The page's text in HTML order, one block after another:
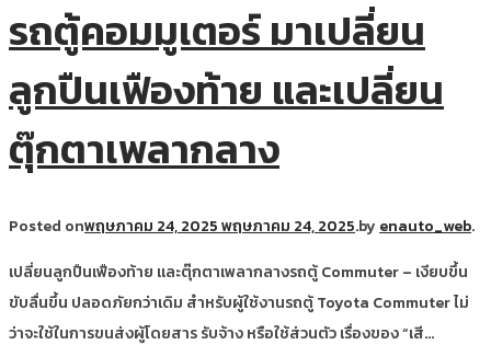
รถตู้คอมมูเตอร์ มาเปลี่ยน
ลูกปืนเฟืองท้าย และเปลี่ยน
ตุ๊กตาเพลากลาง
Posted onพฤษภาคม 24, 2025พฤษภาคม 24, 2025.byenauto_web.
เปลี่ยนลูกปืนเฟืองท้าย และตุ๊กตาเพลากลางรถตู้ Commuter – เงียบขึ้น
ขับลื่นขึ้น ปลอดภัยกว่าเดิม สำหรับผู้ใช้งานรถตู้ Toyota Commuter ไม่
ว่าจะใช้ในการขนส่งผู้โดยสาร รับจ้าง หรือใช้ส่วนตัว เรื่องของ “เสี…